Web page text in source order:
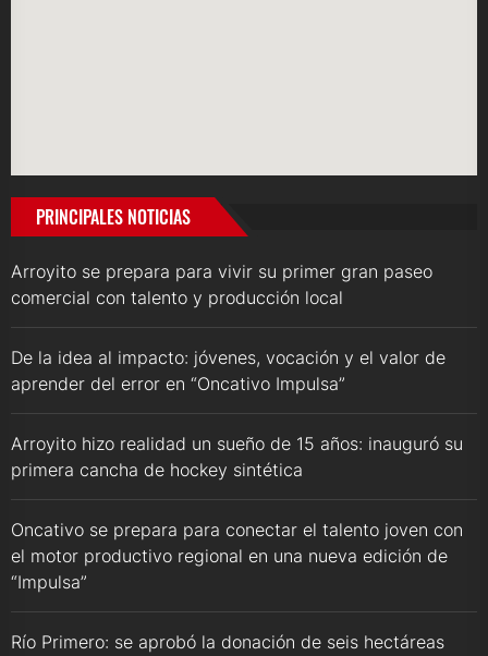
PRINCIPALES NOTICIAS
Arroyito se prepara para vivir su primer gran paseo
comercial con talento y producción local
De la idea al impacto: jóvenes, vocación y el valor de
aprender del error en “Oncativo Impulsa”
Arroyito hizo realidad un sueño de 15 años: inauguró su
primera cancha de hockey sintética
Oncativo se prepara para conectar el talento joven con
el motor productivo regional en una nueva edición de
“Impulsa”
Río Primero: se aprobó la donación de seis hectáreas